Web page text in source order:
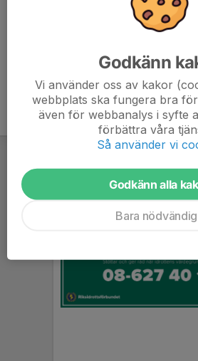
Godkänn
Vi använder oss av kakor
webbplats ska fungera bra
även för webbanalys i syfte
förbättra våra
Så använder vi
Godkänn alla
Bara